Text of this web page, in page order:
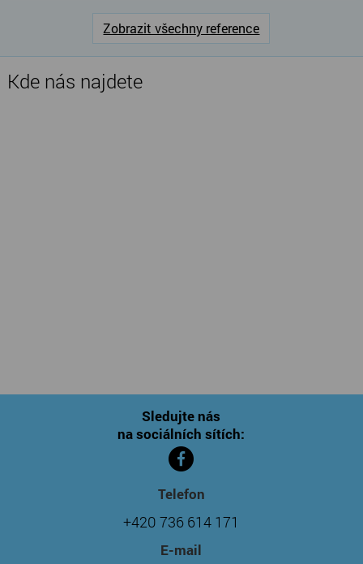
Zobrazit všechny reference
Kde nás najdete
Sledujte nás
na sociálních sítích:
Telefon
+420 736 614 171
E-mail